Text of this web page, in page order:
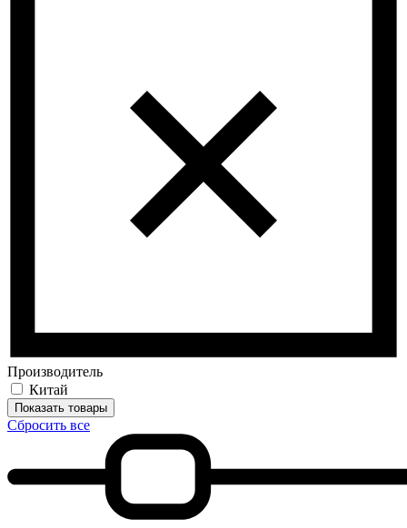
Производитель
Китай
Показать товары
Сбросить все